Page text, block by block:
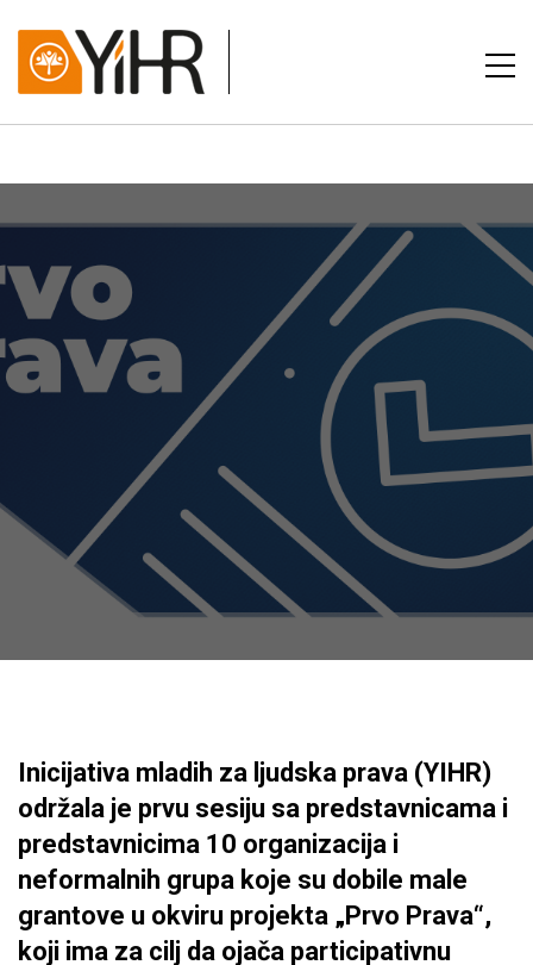
Inicijativa mladih za ljudska prava (YIHR)
održala je prvu sesiju sa predstavnicama i
predstavnicima 10 organizacija i
neformalnih grupa koje su dobile male
grantove u okviru projekta „Prvo Prava“,
koji ima za cilj da ojača participativnu